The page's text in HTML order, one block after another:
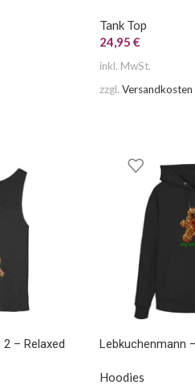
Tank Top
24,95 €
inkl. MwSt.
zzgl. Versandkosten
– Relaxed
Lebkuchenmann
Hoodies